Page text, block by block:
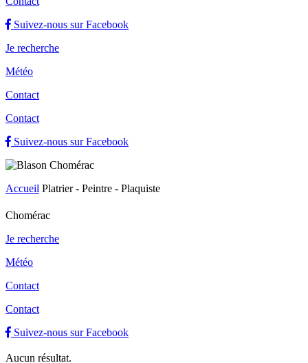
Suivez-nous sur Facebook
Je recherche
Météo
Contact
Contact
Suivez-nous sur Facebook
Accueil Platrier - Peintre - Plaquiste
Chomérac
Je recherche
Météo
Contact
Contact
Suivez-nous sur Facebook
Aucun résultat.